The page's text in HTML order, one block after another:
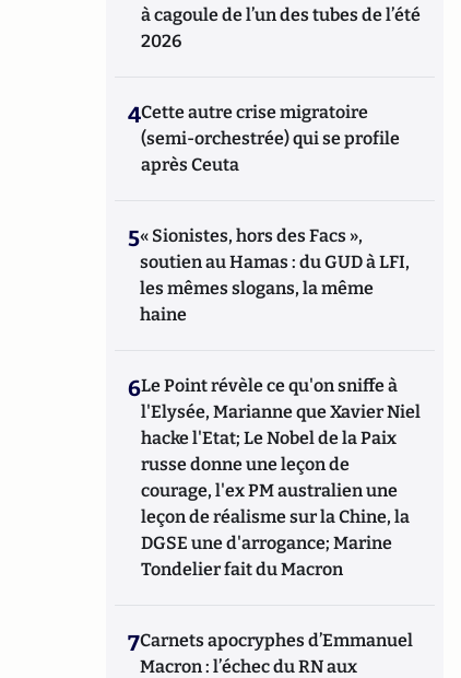
à cagoule de l’un des tubes de l’été
2026
4Cette autre crise migratoire
(semi-orchestrée) qui se profile
après Ceuta
5« Sionistes, hors des Facs »,
soutien au Hamas : du GUD à LFI,
les mêmes slogans, la même
haine
6Le Point révèle ce qu'on sniffe à
l'Elysée, Marianne que Xavier Niel
hacke l'Etat; Le Nobel de la Paix
russe donne une leçon de
courage, l'ex PM australien une
leçon de réalisme sur la Chine, la
DGSE une d'arrogance; Marine
Tondelier fait du Macron
7Carnets apocryphes d’Emmanuel
Macron : l’échec du RN aux